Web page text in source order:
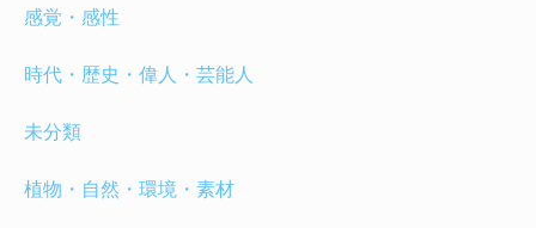
感覚・感性
時代・歴史・偉人・芸能人
未分類
植物・自然・環境・素材